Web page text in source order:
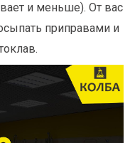
и меньше). От вас
приправами и